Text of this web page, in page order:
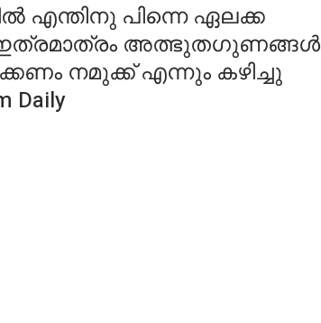
എന്തിനു പിന്നെ ഏലക്ക
അത്ഭുതഗുണങ്ങൾ
നമുക്ക് എന്നും കഴിച്ചു
Daily